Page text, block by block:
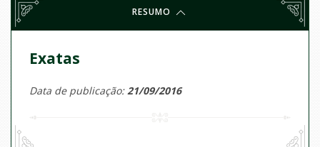
RESUMO
Exatas
Data de publicação:21/09/2016